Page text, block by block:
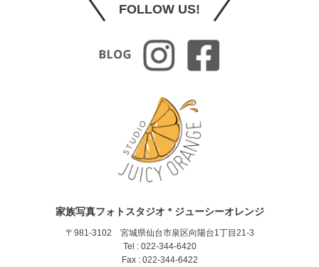
FOLLOW US!
家族写真フォトスタジオ * ジューシーオレンジ
〒981-3102 宮城県仙台市泉区向陽台1丁目21-3
Tel : 022-344-6420
Fax : 022-344-6422